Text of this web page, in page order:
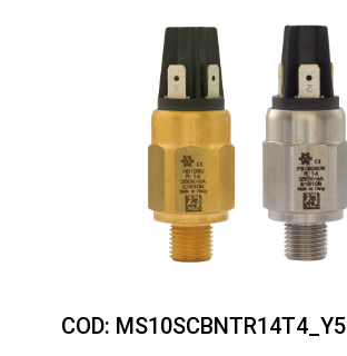
COD: MS10SCBNTR14T4_Y5